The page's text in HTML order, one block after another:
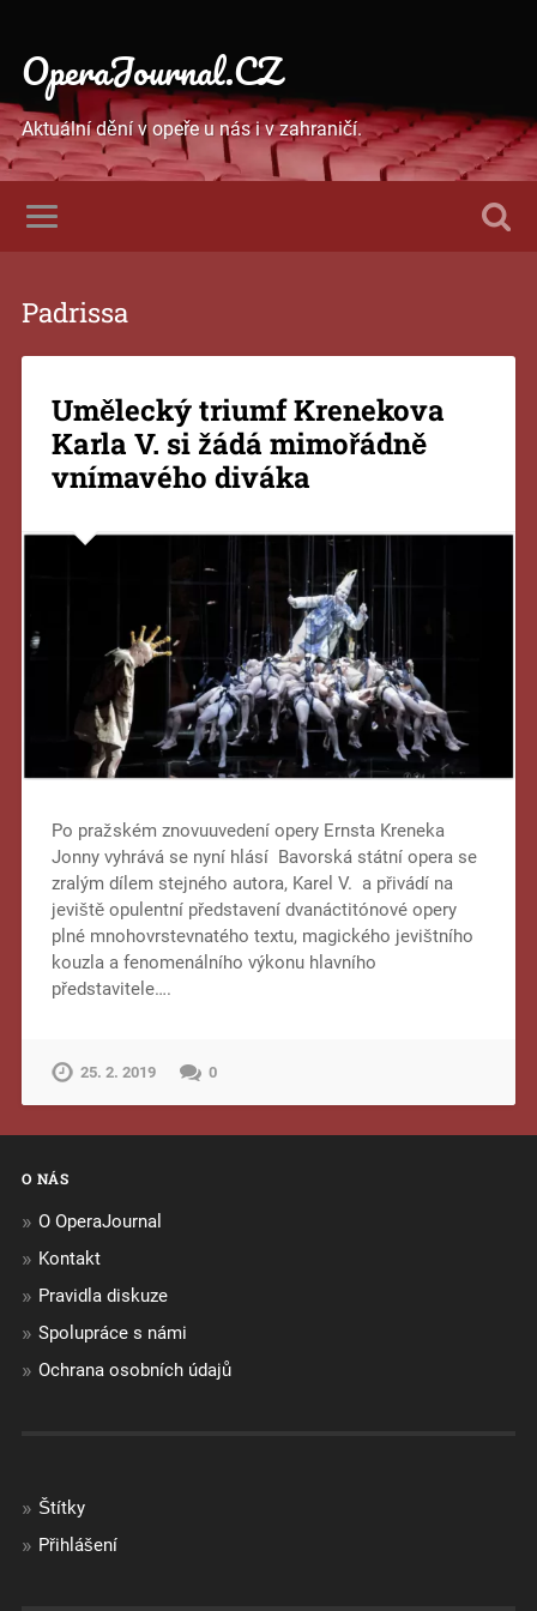
OperaJournal.CZ
Aktuální dění v opeře u nás i v zahraničí.
Padrissa
Umělecký triumf Krenekova
Karla V. si žádá mimořádně
vnímavého diváka
Po pražském znovuuvedení opery Ernsta Kreneka
Jonny vyhrává se nyní hlásí Bavorská státní opera se
zralým dílem stejného autora, Karel V. a přivádí na
jeviště opulentní představení dvanáctitónové opery
plné mnohovrstevnatého textu, magického jevištního
kouzla a fenomenálního výkonu hlavního
představitele….
25. 2. 2019 0
O NÁS
O OperaJournal
Kontakt
Pravidla diskuze
Spolupráce s námi
Ochrana osobních údajů
Štítky
Přihlášení